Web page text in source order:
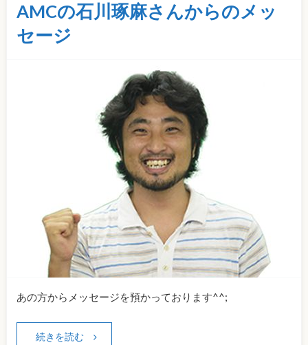
AMCの石川琢麻さんからのメッ
セージ
あの方からメッセージを預かっております^^;
続きを読む